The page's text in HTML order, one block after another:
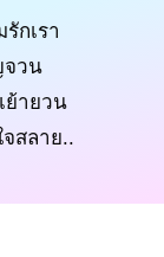
กเรา
จวน
ย้ายวน
สลาย..